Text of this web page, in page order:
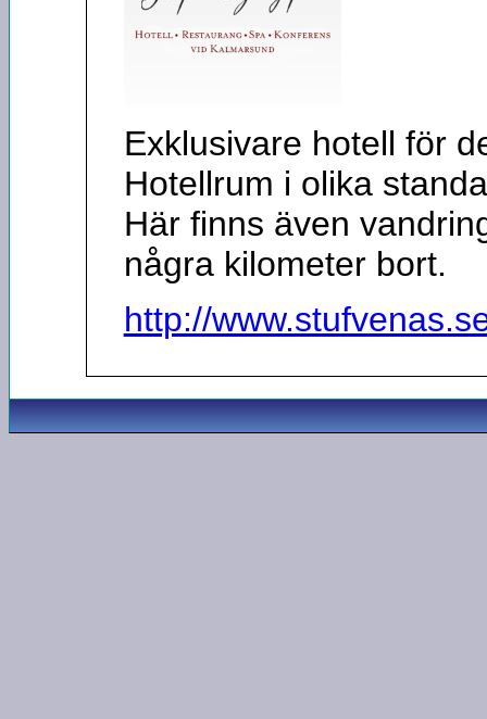
Exklusivare hotell för
Hotellrum i olika
Här finns även
några kilometer bort.
http://